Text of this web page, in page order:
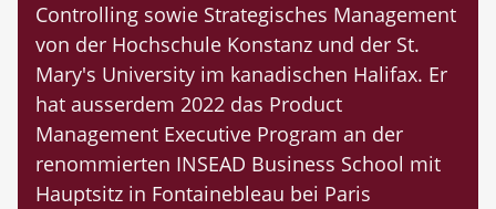
Controlling sowie Strategisches Management
von der Hochschule Konstanz und der St.
Mary's University im kanadischen Halifax. Er
hat ausserdem 2022 das Product
Management Executive Program an der
renommierten INSEAD Business School mit
Hauptsitz in Fontainebleau bei Paris